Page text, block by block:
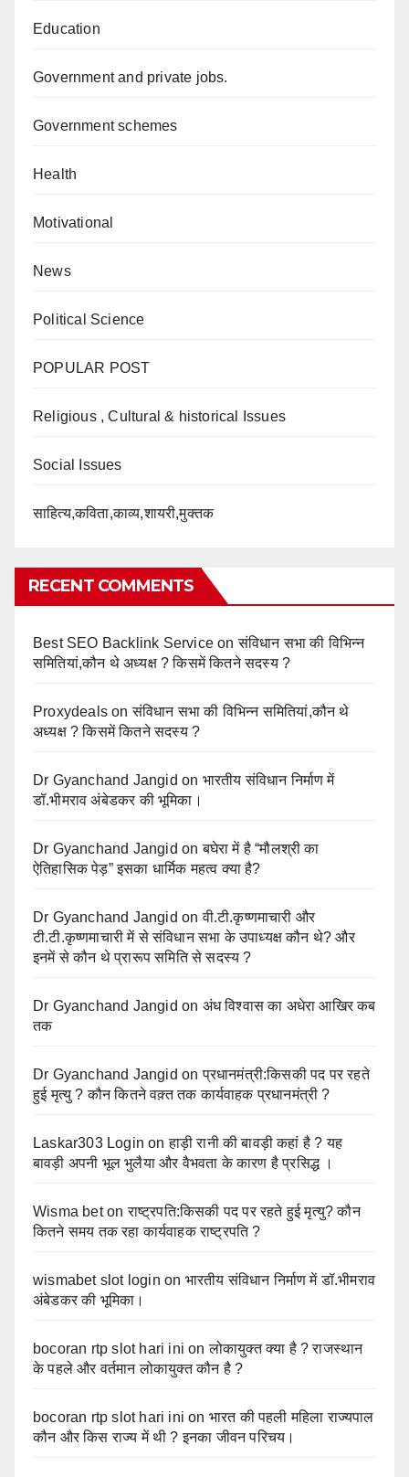
Education
Government and private jobs.
Government schemes
Health
Motivational
News
Political Science
POPULAR POST
Religious , Cultural & historical Issues
Social Issues
साहित्य,कविता,काव्य,शायरी,मुक्तक
RECENT COMMENTS
Best SEO Backlink Service onसंविधान सभा की विभिन्न
समितियां,कौन थे अध्यक्ष ? किसमें कितने सदस्य ?
Proxydeals onसंविधान सभा की विभिन्न समितियां,कौन थे
अध्यक्ष ? किसमें कितने सदस्य ?
Dr Gyanchand Jangid on भारतीय संविधान निर्माण में
डॉ.भीमराव अंबेडकर की भूमिका।
Dr Gyanchand Jangid onबघेरा में है “मौलश्री का
ऐतिहासिक पेड़” इसका धार्मिक महत्व क्या है?
Dr Gyanchand Jangid onवी.टी.कृष्णमाचारी और
टी.टी.कृष्णमाचारी में से संविधान सभा के उपाध्यक्ष कौन थे? और
इनमें से कौन थे प्रारूप समिति से सदस्य ?
Dr Gyanchand Jangid on अंध विश्वास का अधेरा आखिर कब
तक
Dr Gyanchand Jangid onप्रधानमंत्री:किसकी पद पर रहते
हुई मृत्यु ? कौन कितने वक़्त तक कार्यवाहक प्रधानमंत्री ?
Laskar303 Login onहाड़ी रानी की बावड़ी कहां है ? यह
बावड़ी अपनी भूल भुलैया और वैभवता के कारण है प्रसिद्ध ।
Wisma betonराष्ट्रपति:किसकी पद पर रहते हुई मृत्यु? कौन
कितने समय तक रहा कार्यवाहक राष्ट्रपति ?
wismabet slot login on भारतीय संविधान निर्माण में डॉ.भीमराव
अंबेडकर की भूमिका।
bocoran rtp slot hari ini onलोकायुक्त क्या है ? राजस्थान
के पहले और वर्तमान लोकायुक्त कौन है ?
bocoran rtp slot hari ini on भारत की पहली महिला राज्यपाल
कौन और किस राज्य में थी ? इनका जीवन परिचय।